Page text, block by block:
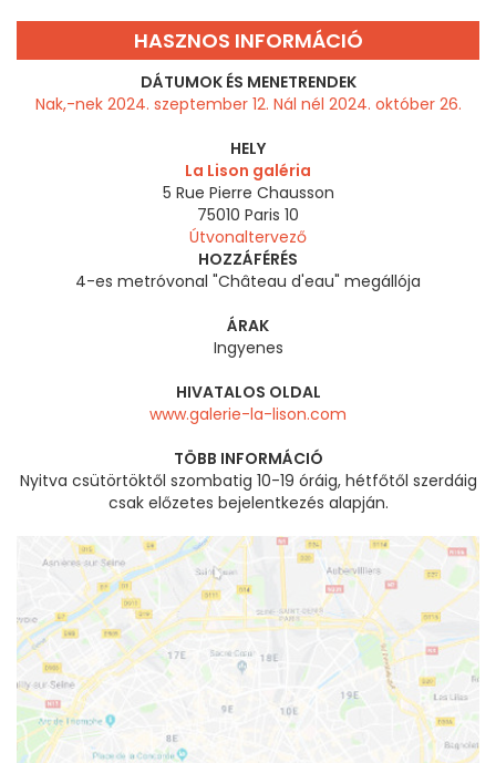
HASZNOS INFORMÁCIÓ
DÁTUMOK ÉS MENETRENDEK
Nak,-nek 2024. szeptember 12. Nál nél 2024. október 26.
HELY
La Lison galéria
5 Rue Pierre Chausson
75010 Paris 10
Útvonaltervező
HOZZÁFÉRÉS
4-es metróvonal "Château d'eau" megállója
ÁRAK
Ingyenes
HIVATALOS OLDAL
www.galerie-la-lison.com
TÖBB INFORMÁCIÓ
Nyitva csütörtöktől szombatig 10-19 óráig, hétfőtől szerdáig
csak előzetes bejelentkezés alapján.